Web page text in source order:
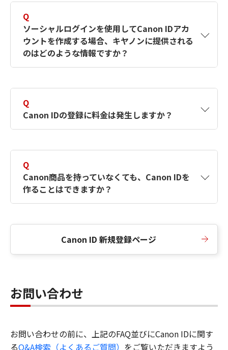
す。詳しい作成方法は【カメラ】Canon IDとは
何ですか？Canon IDの作成方法は？をご確認く
ださい。
Q
ソーシャルログインを使用してCanon IDアカ
ウントを作成する場合、キヤノンに提供される
のはどのような情報ですか？
択したサービスから取得します。アカウントを
簡単に作成できるように、この情報を使用して
Canon IDの登録フォームを入力します。
Q
Canon IDの登録に料金は発生しますか？
Q
Canon商品を持っていなくても、Canon IDを
作ることはできますか？
Canon ID 新規登録ページ
お問い合わせ
お問い合わせの前に、上記のFAQ並びにCanon IDに関す
るQ&A検索（よくあるご質問） をご覧いただきますよう